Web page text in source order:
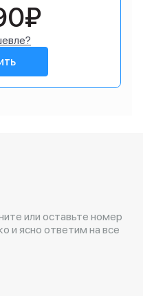
или оставьте номер
и ясно ответим на все